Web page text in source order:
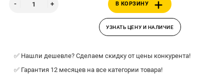
В КОРЗИНУ
УЗНАТЬ ЦЕНУ И НАЛИЧИЕ
✅ Нашли дешевле? Сделаем скидку от цены конкурента!
✅ Гарантия 12 месяцев на все категории товара!